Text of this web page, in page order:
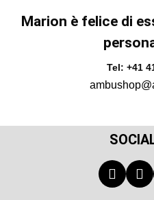
Marion è felice di
Tel: +41